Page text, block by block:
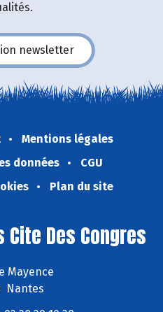
newsletter
Mentions légales
données
CGU
Plan du site
Cite Des Congres
Mayence
Nantes